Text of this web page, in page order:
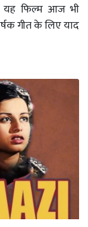
यह फिल्म आज भी
गीत के लिए याद